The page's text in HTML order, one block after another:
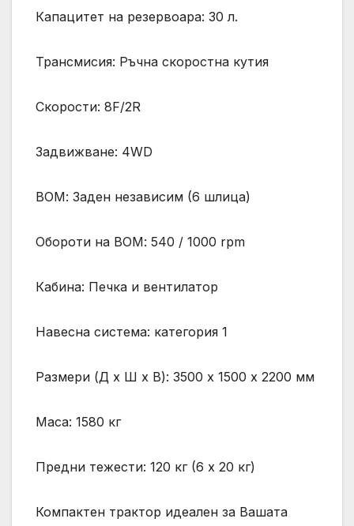
Капацитет на резервоара: 30 л.
Трансмисия: Ръчна скоростна кутия
Скорости: 8F/2R
Задвижване: 4WD
ВОМ: Заден независим (6 шлица)
Обороти на ВОМ: 540 / 1000 rpm
Кабина: Печка и вентилатор
Навесна система: категория 1
Размери (Д х Ш х В): 3500 х 1500 х 2200 мм
Маса: 1580 кг
Предни тежести: 120 кг (6 х 20 кг)
Компактен трактор идеален за Вашата